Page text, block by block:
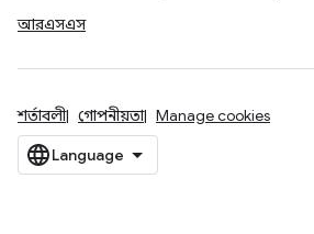
আরএসএস
শর্তাবলী গোপনীয়তা Manage cookies